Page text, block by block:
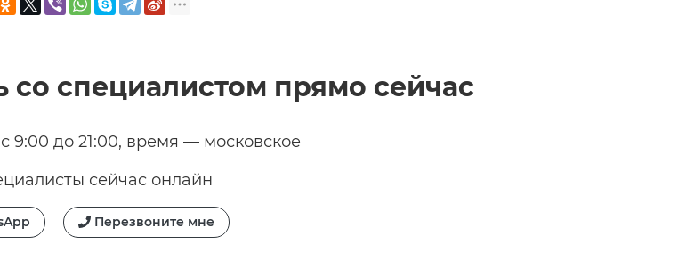
со специалистом прямо сейчас
9:00 до 21:00, время — московское
сейчас онлайн
Перезвоните мне